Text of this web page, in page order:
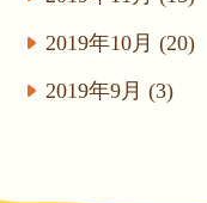
2019年10月 (20)
2019年9月 (3)